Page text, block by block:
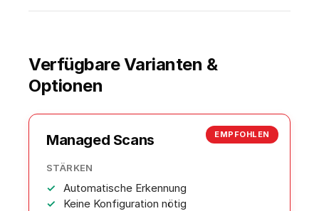
Verfügbare Varianten &
Optionen
EMPFOHLEN
Managed Scans
STÄRKEN
Automatische Erkennung
Keine Konfiguration nötig